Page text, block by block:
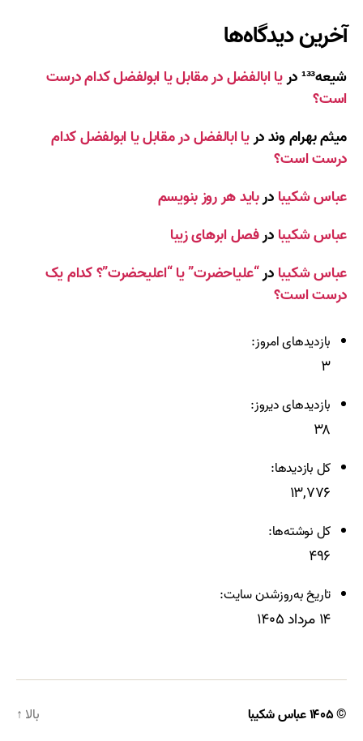
آخرین دیدگاه‌ها
شیعه¹³³ دریا ابالفضل در مقابل یا ابولفضل کدام درست
است؟
میثم بهرام ونددریا ابالفضل در مقابل یا ابولفضل کدام
درست است؟
عباس شکیبا درباید هر روز بنویسم
عباس شکیبا درفصل ابرهای زیبا
عباس شکیبا در“علیاحضرت” یا “اعلیحضرت”؟ کدام یک
درست است؟
بازدیدهای امروز:
۳
بازدیدهای دیروز:
۳۸
کل بازدیدها:
۱۳,۷۷۶
کل نوشته‌ها:
۴۹۶
تاریخ به‌روزشدن سایت:
۱۴ مرداد ۱۴۰۵
© ۱۴۰۵ عباس شکیبا بالا ↑